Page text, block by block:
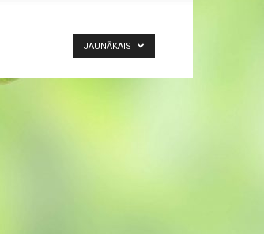
JAUNĀKAIS